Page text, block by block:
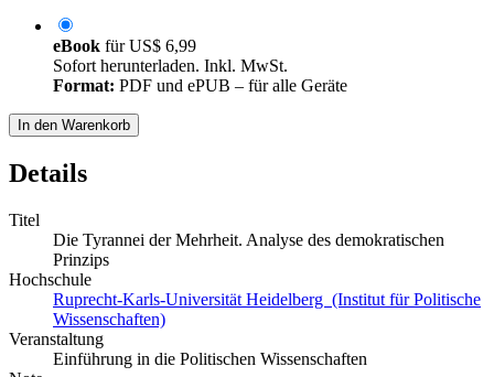
eBook fürUS$ 6,99
Sofort herunterladen. Inkl. MwSt.
Format: PDF und ePUB – für alle Geräte
In den Warenkorb
Details
Titel
Die Tyrannei der Mehrheit. Analyse des demokratischen
Prinzips
Hochschule
Ruprecht-Karls-Universität Heidelberg (Institut für Politische
Wissenschaften)
Veranstaltung
Einführung in die Politischen Wissenschaften